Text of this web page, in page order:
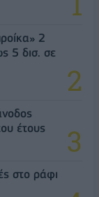
2
5 δισ. σε
έτους
στο ράφι